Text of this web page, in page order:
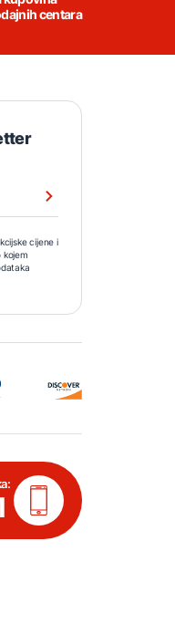
centara
cijene i
kojem